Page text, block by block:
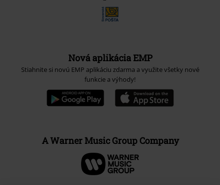
Nová aplikácia EMP
Stiahnite si novú EMP aplikáciu zdarma a využite všetky nové
funkcie a výhody!
A Warner Music Group Company